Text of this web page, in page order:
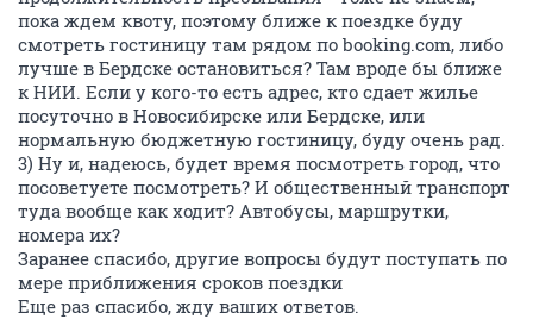
пока ждем квоту, поэтому ближе к поездке буду
смотреть гостиницу там рядом по booking.com, либо
лучше в Бердске остановиться? Там вроде бы ближе
к НИИ. Если у кого-то есть адрес, кто сдает жилье
посуточно в Новосибирске или Бердске, или
нормальную бюджетную гостиницу, буду очень рад.
3) Ну и, надеюсь, будет время посмотреть город, что
посоветуете посмотреть? И общественный транспорт
туда вообще как ходит? Автобусы, маршрутки,
номера их?
Заранее спасибо, другие вопросы будут поступать по
мере приближения сроков поездки
Еще раз спасибо, жду ваших ответов.